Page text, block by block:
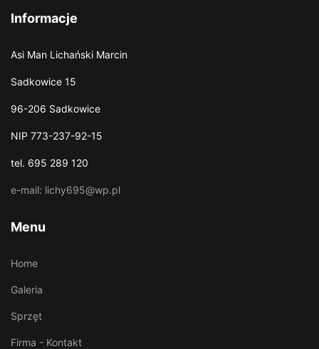
Informacje
Asi Man Lichański Marcin
Sadkowice 15
96-206 Sadkowice
NIP 773-237-92-15
tel. 695 289 120
e-mail: lichy695@wp.pl
Menu
Home
Galeria
Sprzęt
Firma - Kontakt